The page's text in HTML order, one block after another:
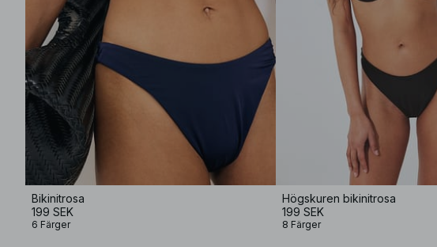
Bikinitrosa
199 SEK
6 Färger
Högskuren bikinitrosa
199 SEK
8 Färger